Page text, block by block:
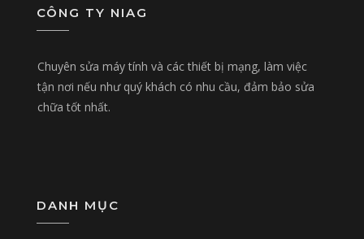
CÔNG TY NIAG
Chuyên sửa máy tính và các thiết bị mạng, làm việc
tận nơi nếu như quý khách có nhu cầu, đảm bảo sửa
chữa tốt nhất.
DANH MỤC